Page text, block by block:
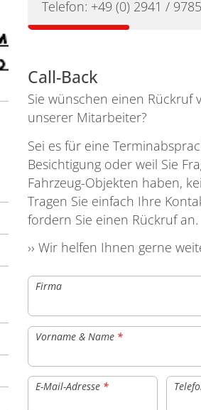
Telefon: +49 (0) 2941 /
Call-Back
Sie wünschen einen Rückruf
unserer Mitarbeiter?
Sei es für eine
Besichtigung oder weil Sie
Fahrzeug-Objekten haben,
Tragen Sie einfach Ihre
fordern Sie einen Rückruf an.
›› Wir helfen Ihnen gerne
Firma
Vorname & Name *
E-Mail-Adresse *